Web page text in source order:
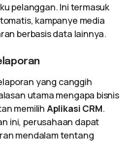
pelanggan. Ini termasuk
kampanye media
berbasis data lainnya.
yang canggih
utama mengapa bisnis
memilih Aplikasi CRM.
ini, perusahaan dapat
mendalam tentang